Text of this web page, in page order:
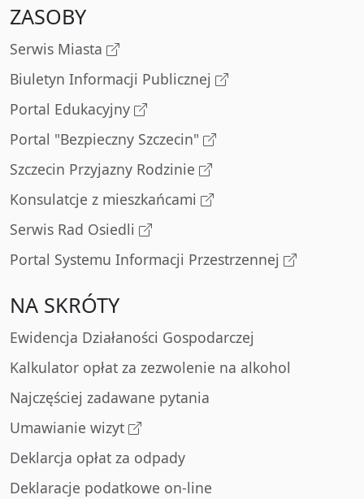
ZASOBY
Serwis Miasta
Biuletyn Informacji Publicznej
Portal Edukacyjny
Portal "Bezpieczny Szczecin"
Szczecin Przyjazny Rodzinie
Konsulatcje z mieszkańcami
Serwis Rad Osiedli
Portal Systemu Informacji Przestrzennej
NA SKRÓTY
Ewidencja Działaności Gospodarczej
Kalkulator opłat za zezwolenie na alkohol
Najczęściej zadawane pytania
Umawianie wizyt
Deklarcja opłat za odpady
Deklaracje podatkowe on-line